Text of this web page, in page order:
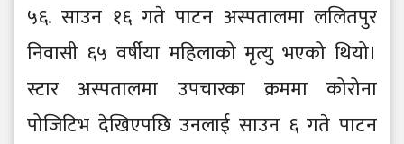
५६. साउन १६ गते पाटन अस्पतालमा ललितपुर
निवासी ६५ वर्षीया महिलाको मृत्यु भएको थियो।
स्टार अस्पतालमा उपचारका क्रममा कोरोना
पोजिटिभ देखिएपछि उनलाई साउन ६ गते पाटन